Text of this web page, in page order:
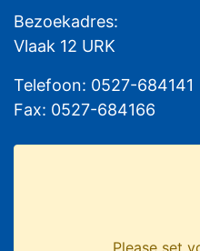
Bezoekadres:
Vlaak 12 URK
Telefoon: 0527-684141
Fax: 0527-684166